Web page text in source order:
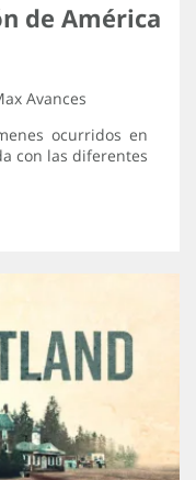
de América
Avances
ocurridos en
con las diferentes